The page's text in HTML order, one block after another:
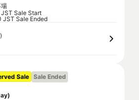
Sale Start
JST Sale Ended
Sale Sale Ended
)